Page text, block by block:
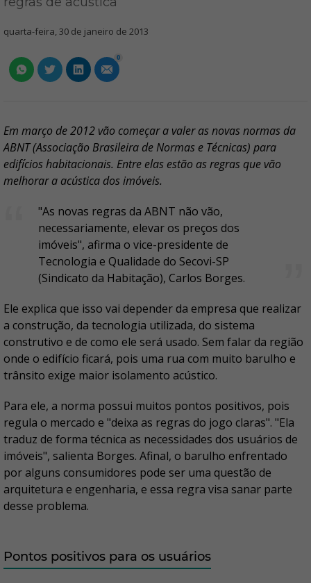
quarta-feira, 30 de janeiro de 2013
0
Em março de 2012 vão começar a valer as novas normas da
ABNT (Associação Brasileira de Normas e Técnicas) para
edifícios habitacionais. Entre elas estão as regras que vão
melhorar a acústica dos imóveis.
"As novas regras da ABNT não vão,
necessariamente, elevar os preços dos
imóveis", afirma o vice-presidente de
Tecnologia e Qualidade do Secovi-SP
(Sindicato da Habitação), Carlos Borges.
Ele explica que isso vai depender da empresa que realizar
a construção, da tecnologia utilizada, do sistema
construtivo e de como ele será usado. Sem falar da região
onde o edifício ficará, pois uma rua com muito barulho e
trânsito exige maior isolamento acústico.
Para ele, a norma possui muitos pontos positivos, pois
regula o mercado e "deixa as regras do jogo claras". "Ela
traduz de forma técnica as necessidades dos usuários de
imóveis", salienta Borges. Afinal, o barulho enfrentado
por alguns consumidores pode ser uma questão de
arquitetura e engenharia, e essa regra visa sanar parte
desse problema.
Pontos positivos para os usuários